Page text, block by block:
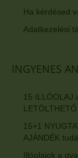
Ha kérdésed
Adatkezelési
INGYENES
15 ILLÓOLAJ
15+1
AJÁNDÉK
Illóolajok a